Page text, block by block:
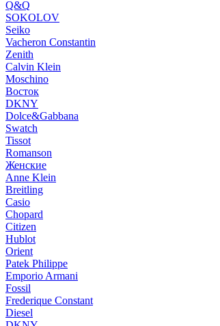
Q&Q
SOKOLOV
Seiko
Vacheron Constantin
Zenith
Calvin Klein
Moschino
Восток
DKNY
Dolce&Gabbana
Swatch
Tissot
Romanson
Женские
Anne Klein
Breitling
Casio
Chopard
Citizen
Hublot
Orient
Patek Philippe
Emporio Armani
Fossil
Frederique Constant
Diesel